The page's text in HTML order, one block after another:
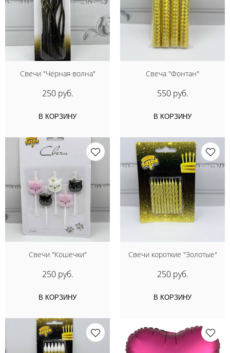
Свечи "Черная волна"
250 руб.
В КОРЗИНУ
Свеча "Фонтан"
550 руб.
В КОРЗИНУ
Свечи "Кошечки"
250 руб.
В КОРЗИНУ
Свечи короткие "Золотые"
250 руб.
В КОРЗИНУ